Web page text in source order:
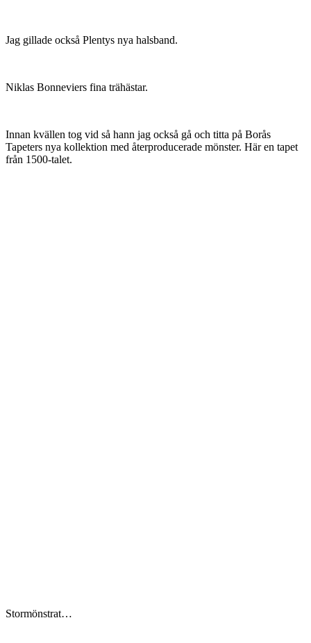
Jag gillade också Plentys nya halsband.
Niklas Bonneviers fina trähästar.
Innan kvällen tog vid så hann jag också gå och titta på Borås
Tapeters nya kollektion med återproducerade mönster. Här en tapet
från 1500-talet.
Stormönstrat…